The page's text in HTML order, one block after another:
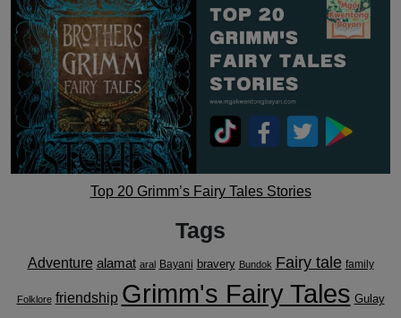
Top 20 Grimm’s Fairy Tales Stories
Tags
Adventure alamat aral Bayani bravery Bundok Fairy tale family
Folklore friendship Grimm's Fairy Tales Gulay